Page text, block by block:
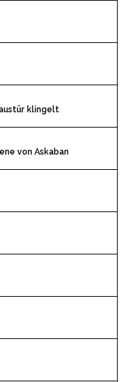
klingelt
von Askaban